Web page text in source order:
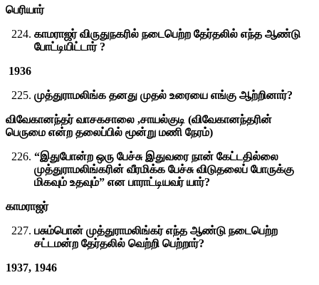
பெரியார்
காமராஜர் விருதுநகரில் நடைபெற்ற தேர்தலில் எந்த ஆண்டு
போட்டியிட்டார் ?
1936
முத்துராமலிங்க தனது முதல் உரையை எங்கு ஆற்றினார்?
விவேகானந்தர் வாசகசாலை ,சாயல்குடி (விவேகானந்தரின்
பெருமை என்ற தலைப்பில் மூன்று மணி நேரம்)
“இதுபோன்ற ஒரு பேச்சு இதுவரை நான் கேட்டதில்லை
முத்துராமலிங்கரின் வீரமிக்க பேச்சு விடுதலைப் போருக்கு
மிகவும் உதவும்” என பாராட்டியவர் யார்?
காமராஜர்
பசும்பொன் முத்துராமலிங்கர் எந்த ஆண்டு நடைபெற்ற
சட்டமன்ற தேர்தலில் வெற்றி பெற்றார்?
1937, 1946